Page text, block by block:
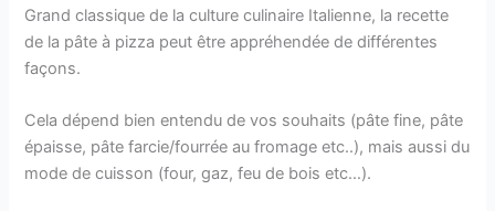
Grand classique de la culture culinaire Italienne, la recette
de la pâte à pizza peut être appréhendée de différentes
façons.
Cela dépend bien entendu de vos souhaits (pâte fine, pâte
épaisse, pâte farcie/fourrée au fromage etc..), mais aussi du
mode de cuisson (four, gaz, feu de bois etc…).